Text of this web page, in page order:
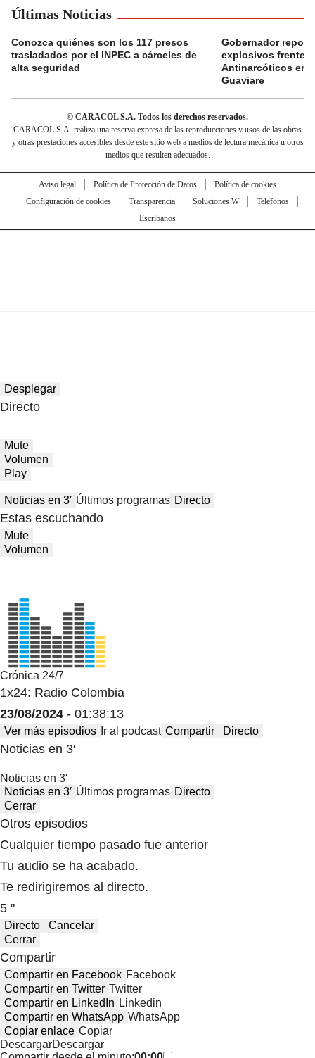
Últimas Noticias
Conozca quiénes son los 117 presos
trasladados por el INPEC a cárceles de
alta seguridad
Gobernador
explosivos frente a
Antinarcóticos en
Guaviare
© CARACOL S.A. Todos los derechos reservados.
CARACOL S.A. realiza una reserva expresa de las reproducciones y usos de las obras
y otras prestaciones accesibles desde este sitio web a medios de lectura mecánica u otros
medios que resulten adecuados.
Aviso legal Política de Protección de Datos
Política de cookies
Configuración de cookies
Transparencia Soluciones W
Teléfonos
Escríbanos
Desplegar
Directo
Mute
Volumen
Play
Noticias en 3′ Últimos programas Directo
Estas escuchando
Mute
Volumen
Crónica 24/7
1x24: Radio Colombia
23/08/2024 - 01:38:13
Ver más episodios Ir al podcast Compartir Directo
Noticias en 3′
Noticias en 3′
Noticias en 3′ Últimos programas Directo
Cerrar
Otros episodios
Cualquier tiempo pasado fue anterior
Tu audio se ha acabado.
Te redirigiremos al directo.
5 "
Directo
Cancelar
Cerrar
Compartir
Compartir en Facebook Facebook
Compartir en Twitter Twitter
Compartir en LinkedIn Linkedin
Compartir en WhatsApp WhatsApp
Copiar enlace Copiar
DescargarDescargar